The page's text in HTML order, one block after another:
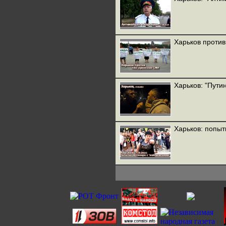
Харьков
Харьков:
Харьков: